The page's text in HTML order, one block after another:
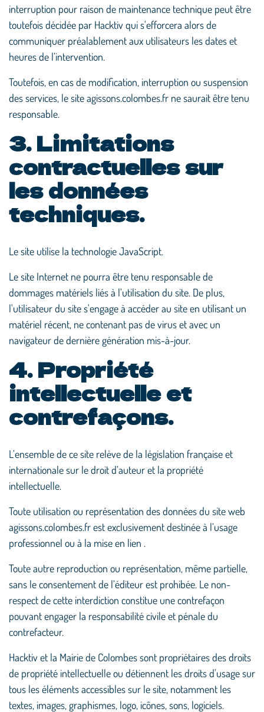
interruption pour raison de maintenance technique peut être
toutefois décidée par Hacktiv qui s'efforcera alors de
communiquer préalablement aux utilisateurs les dates et
heures de l’intervention.
Toutefois, en cas de modification, interruption ou suspension
des services, le site agissons.colombes.fr ne saurait être tenu
responsable.
3. Limitations
contractuelles sur
les données
techniques.
Le site utilise la technologie JavaScript.
Le site Internet ne pourra être tenu responsable de
dommages matériels liés à l’utilisation du site. De plus,
l'utilisateur du site s'engage à accéder au site en utilisant un
matériel récent, ne contenant pas de virus et avec un
navigateur de dernière génération mis-à-jour.
4. Propriété
intellectuelle et
contrefaçons.
L’ensemble de ce site relève de la législation française et
internationale sur le droit d’auteur et la propriété
intellectuelle.
Toute utilisation ou représentation des données du site web
agissons.colombes.fr est exclusivement destinée à l’usage
professionnel ou à la mise en lien .
Toute autre reproduction ou représentation, même partielle,
sans le consentement de l’éditeur est prohibée. Le non-
respect de cette interdiction constitue une contrefaçon
pouvant engager la responsabilité civile et pénale du
contrefacteur.
Hacktiv et la Mairie de Colombes sont propriétaires des droits
de propriété intellectuelle ou détiennent les droits d'usage sur
tous les éléments accessibles sur le site, notamment les
textes, images, graphismes, logo, icônes, sons, logiciels.